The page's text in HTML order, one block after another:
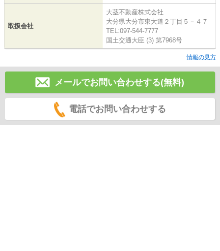
取扱会社
大茎不動産株式会社
大分県大分市東大道２丁目５－４７
TEL:097-544-7777
国土交通大臣 (3) 第7968号
情報の見方
メールでお問い合わせする(無料)
電話でお問い合わせする